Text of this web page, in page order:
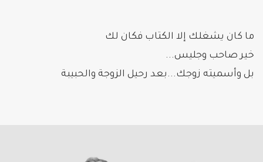
ما كان يشغلك إلا الكتاب فكان لك
خير صاحب وجليس...
بل وأسميته زوجك...بعد رحيل الزوجة والحبيبة